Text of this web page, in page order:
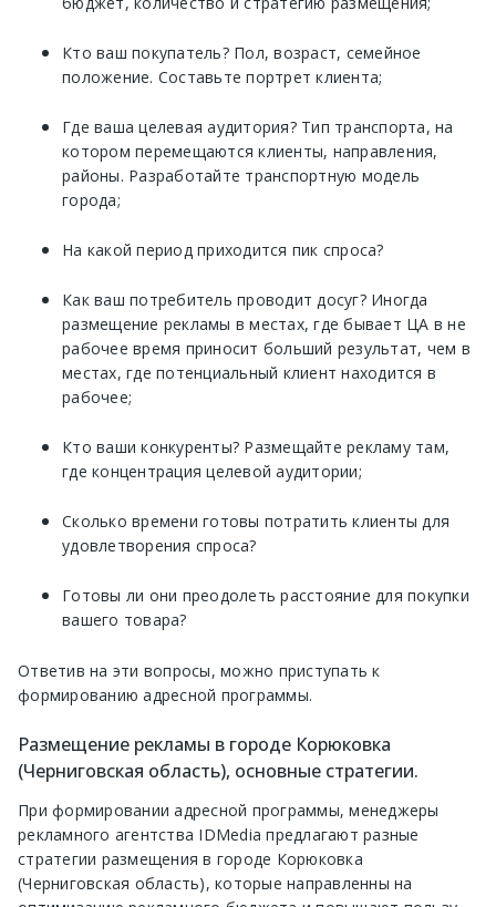
Кто ваш покупатель? Пол, возраст, семейное
положение. Составьте портрет клиента;
Где ваша целевая аудитория? Тип транспорта, на
котором перемещаются клиенты, направления,
районы. Разработайте транспортную модель
города;
На какой период приходится пик спроса?
Как ваш потребитель проводит досуг? Иногда
размещение рекламы в местах, где бывает ЦА в не
рабочее время приносит больший результат, чем в
местах, где потенциальный клиент находится в
рабочее;
Кто ваши конкуренты? Размещайте рекламу там,
где концентрация целевой аудитории;
Сколько времени готовы потратить клиенты для
удовлетворения спроса?
Готовы ли они преодолеть расстояние для покупки
вашего товара?
Ответив на эти вопросы, можно приступать к
формированию адресной программы.
Размещение рекламы в городе Корюковка
(Черниговская область), основные стратегии.
При формировании адресной программы, менеджеры
рекламного агентства IDMedia предлагают разные
стратегии размещения в городе Корюковка
(Черниговская область), которые направленны на